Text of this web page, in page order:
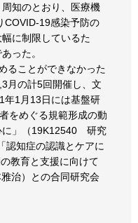
知のとおり、医療機
COVID-19感染予防の
に制限しているた
った。
ることができなかった
月の計5回開催し、文
年1月13日には基盤研
をめぐる規範形成の動
に」（19K12540 研究
認知症の認識とケアに
教育と支援に向けて
治）との合同研究会